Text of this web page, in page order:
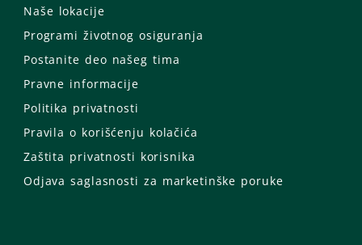
Naše lokacije
Programi životnog osiguranja
Postanite deo našeg tima
Pravne informacije
Politika privatnosti
Pravila o korišćenju kolačića
Zaštita privatnosti korisnika
Odjava saglasnosti za marketinške poruke